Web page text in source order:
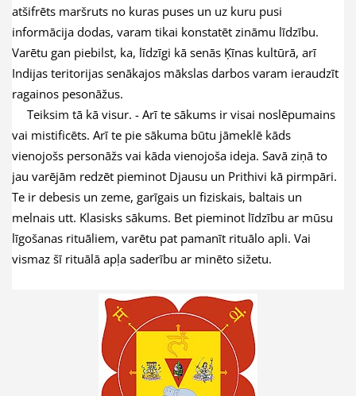
atšifrēts maršruts no kuras puses un uz kuru pusi
informācija dodas, varam tikai konstatēt zināmu līdzību.
Varētu gan piebilst, ka, līdzīgi kā senās Ķīnas kultūrā, arī
Indijas teritorijas senākajos mākslas darbos varam ieraudzīt
ragainos pesonāžus.
Teiksim tā kā visur. - Arī te sākums ir visai noslēpumains
vai mistificēts. Arī te pie sākuma būtu jāmeklē kāds
vienojošs personāžs vai kāda vienojoša ideja. Savā ziņā to
jau varējām redzēt pieminot Djausu un Prithivi kā pirmpāri.
Te ir debesis un zeme, garīgais un fiziskais, baltais un
melnais utt. Klasisks sākums. Bet pieminot līdzību ar mūsu
līgošanas rituāliem, varētu pat pamanīt rituālo apli. Vai
vismaz šī rituālā apļa saderību ar minēto sižetu.